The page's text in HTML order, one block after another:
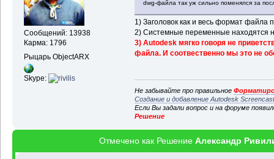
Сообщений: 13938
Карма: 1796
Рыцарь ObjectARX
Skype:
dwg-файла так уж сильно поменялся за
1) Заголовок как и весь формат файла
2) Системные переменные находятся
3) Autodesk мягко говоря не
файла. И соотвественно мы это не
Не забывайте про правильное
Создание и добавление Autodesk
Если Вы задали вопрос и на форуме
Решение
Отмечено как Решение Александр